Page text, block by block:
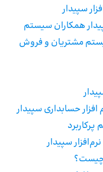
سپیدار
همکاران سیستم
مشتریان و فروش
حسابداری سپیدار
سپیدار
چیست؟